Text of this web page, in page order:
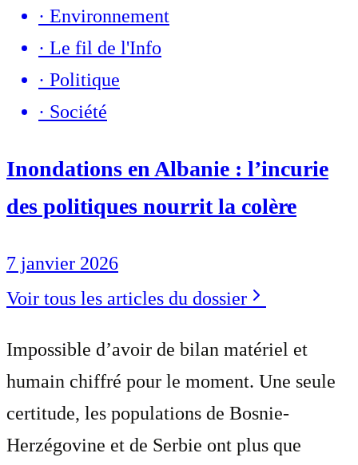
· Environnement
· Le fil de l'Info
· Politique
· Société
Inondations en Albanie : l’incurie
des politiques nourrit la colère
7 janvier 2026
Voir tous les articles du dossier
Impossible d’avoir de bilan matériel et
humain chiffré pour le moment. Une seule
certitude, les populations de Bosnie-
Herzégovine et de Serbie ont plus que